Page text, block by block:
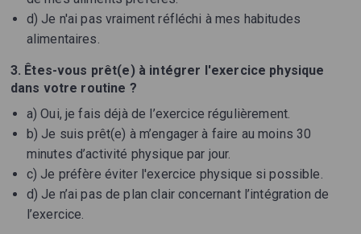
d) Je n'ai pas vraiment réfléchi à mes habitudes
alimentaires.
3. Êtes-vous prêt(e) à intégrer l'exercice physique
dans votre routine ?
a) Oui, je fais déjà de l’exercice régulièrement.
b) Je suis prêt(e) à m’engager à faire au moins 30
minutes d’activité physique par jour.
c) Je préfère éviter l'exercice physique si possible.
d) Je n’ai pas de plan clair concernant l’intégration de
l’exercice.